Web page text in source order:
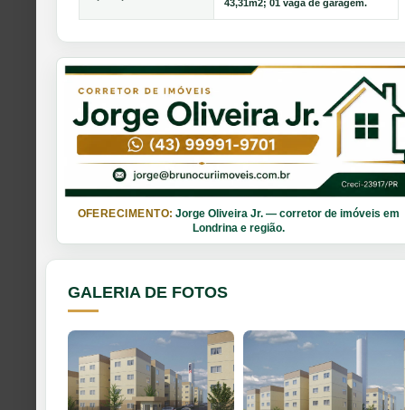
43,31m2; 01 vaga de garagem.
OFERECIMENTO: Jorge Oliveira Jr. — corretor de imóveis em
Londrina e região.
GALERIA DE FOTOS